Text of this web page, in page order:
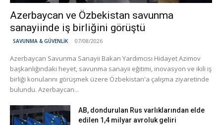
Azerbaycan ve Özbekistan savunma
sanayiinde iş birliğini görüştü
SAVUNMA & GÜVENLİK 07/08/2026
Azerbaycan Savunma Sanayii Bakan Yardımcısı Hidayet Azimov
başkanlığındaki heyet, savunma sanayii eğitimi, inovasyon ve ikili iş
birliği konularını görüşmek üzere Özbekistan'a çalışma ziyaretinde
bulundu. Azerbaycan...
AB, dondurulan Rus varlıklarından elde
edilen 1,4 milyar avroluk geliri